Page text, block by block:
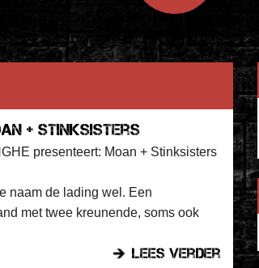
+ Stinksisters
presenteert: Moan + Stinksisters
naam de lading wel. Een
met twee kreunende, soms ook
lees verder